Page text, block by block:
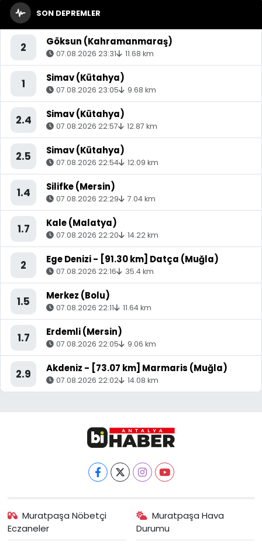
SON DEPREMLER
2 Göksun (Kahramanmaraş)
07.08.2026 23:31 11.68 km
1 Simav (Kütahya)
07.08.2026 23:05 9.68 km
2.4 Simav (Kütahya)
07.08.2026 22:57 12.87 km
2.5 Simav (Kütahya)
07.08.2026 22:54 12.09 km
1.4 Silifke (Mersin)
07.08.2026 22:29 7.04 km
1.7 Kale (Malatya)
07.08.2026 22:20 14.22 km
2 Ege Denizi - [91.30 km] Datça (Muğla)
07.08.2026 22:16 35.4 km
1.5 Merkez (Bolu)
07.08.2026 22:11 11.64 km
1.7 Erdemli (Mersin)
07.08.2026 22:05 9.06 km
2.9 Akdeniz - [73.07 km] Marmaris (Muğla)
07.08.2026 22:02 14.08 km
Muratpaşa Nöbetçi
Eczaneler
Muratpaşa Hava
Durumu